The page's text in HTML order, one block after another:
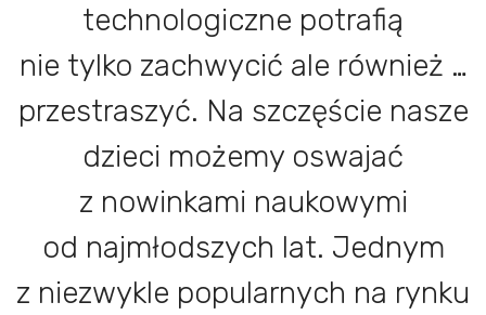
technologiczne potrafią
nie tylko zachwycić ale również …
przestraszyć. Na szczęście nasze
dzieci możemy oswajać
z nowinkami naukowymi
od najmłodszych lat. Jednym
z niezwykle popularnych na rynku